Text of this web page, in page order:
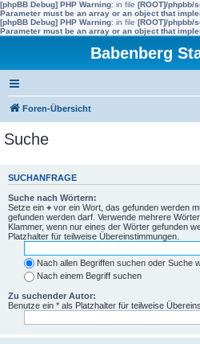
[phpBB Debug] PHP Warning: in file [ROOT]/phpbb/
Parameter must be an array or an object that
[phpBB Debug] PHP Warning: in file [ROOT]/phpbb/
Parameter must be an array or an object that
Babenberg
Foren-Übersicht
Suche
SUCHANFRAGE
Suche nach Wörtern:
Setze ein + vor ein Wort, das gefunden werden
gefunden werden darf. Verwende mehrere
Klammer, wenn nur eines der Wörter gefunden
Platzhalter für teilweise Übereinstimmungen.
Nach allen Begriffen suchen oder Suche
Nach einem Begriff suchen
Zu suchender Autor:
Benutze ein * als Platzhalter für teilweise